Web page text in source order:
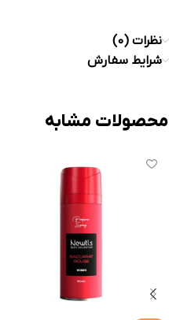
نظرات (0)
شرایط سفارش
محصولات مشابه